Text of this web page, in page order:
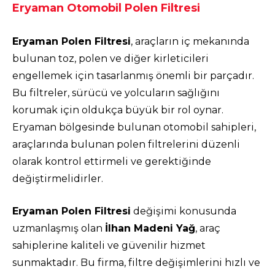
Eryaman Otomobil Polen Filtresi
Eryaman Polen Filtresi, araçların iç mekanında
bulunan toz, polen ve diğer kirleticileri
engellemek için tasarlanmış önemli bir parçadır.
Bu filtreler, sürücü ve yolcuların sağlığını
korumak için oldukça büyük bir rol oynar.
Eryaman bölgesinde bulunan otomobil sahipleri,
araçlarında bulunan polen filtrelerini düzenli
olarak kontrol ettirmeli ve gerektiğinde
değiştirmelidirler.
Eryaman Polen Filtresi değişimi konusunda
uzmanlaşmış olan İlhan Madeni Yağ, araç
sahiplerine kaliteli ve güvenilir hizmet
sunmaktadır. Bu firma, filtre değişimlerini hızlı ve